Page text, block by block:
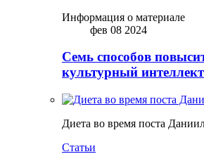
Информация о материале
фев 08 2024
Семь способов
культурный интеллект
Диета во время поста
Статьи